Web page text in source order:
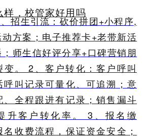
样，校管家好用吗
招生引流：砍价拼团+小程序,
方案；电子推荐卡+老带新活
师生信好评分享+口碑营销朋
变。 2、客户转化：客户呼叫
呼叫记录可量化、可追溯；意
、全程跟进有记录；销售漏斗
升客户转化率。 3、报名缴
收费流程，保证资金安全；